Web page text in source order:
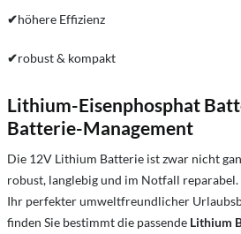
✔höhere Effizienz
✔robust & kompakt
Lithium-Eisenphosphat
Batterie-Management
Die 12V Lithium Batterie ist zwar nicht
robust, langlebig und im Notfall
Ihr perfekter umweltfreundlicher
finden Sie bestimmt die passende Lithium